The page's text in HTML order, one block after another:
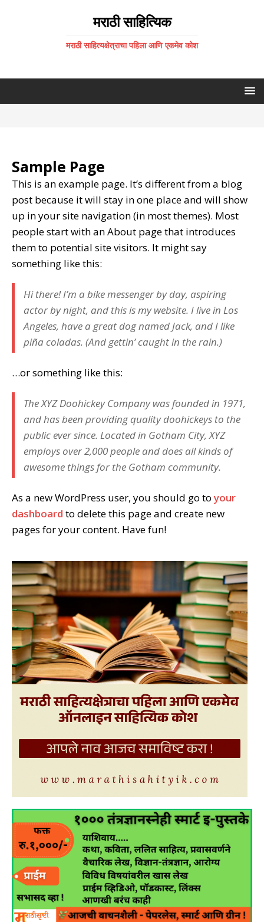
मराठी साहित्यिक
मराठी साहित्यक्षेत्राचा पहिला आणि एकमेव कोश
Sample Page
This is an example page. It’s different from a blog
post because it will stay in one place and will show
up in your site navigation (in most themes). Most
people start with an About page that introduces
them to potential site visitors. It might say
something like this:
Hi there! I’m a bike messenger by day, aspiring
actor by night, and this is my website. I live in Los
Angeles, have a great dog named Jack, and I like
piña coladas. (And gettin’ caught in the rain.)
…or something like this:
The XYZ Doohickey Company was founded in 1971,
and has been providing quality doohickeys to the
public ever since. Located in Gotham City, XYZ
employs over 2,000 people and does all kinds of
awesome things for the Gotham community.
As a new WordPress user, you should go toyour
dashboard to delete this page and create new
pages for your content. Have fun!